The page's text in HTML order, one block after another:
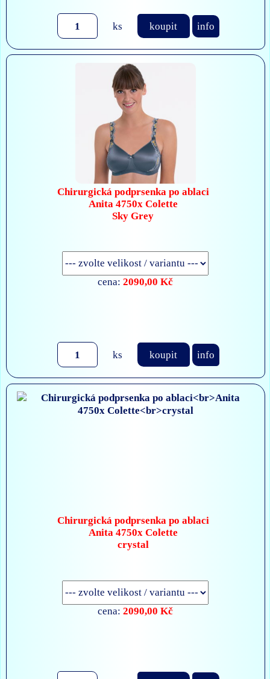
ks koupit info
Chirurgická podprsenka po ablaci
Anita 4750x Colette
Sky Grey
cena:2090,00 Kč
ks koupit info
Chirurgická podprsenka po ablaci
Anita 4750x Colette
crystal
cena:2090,00 Kč